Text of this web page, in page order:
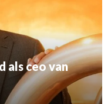
als ceo van